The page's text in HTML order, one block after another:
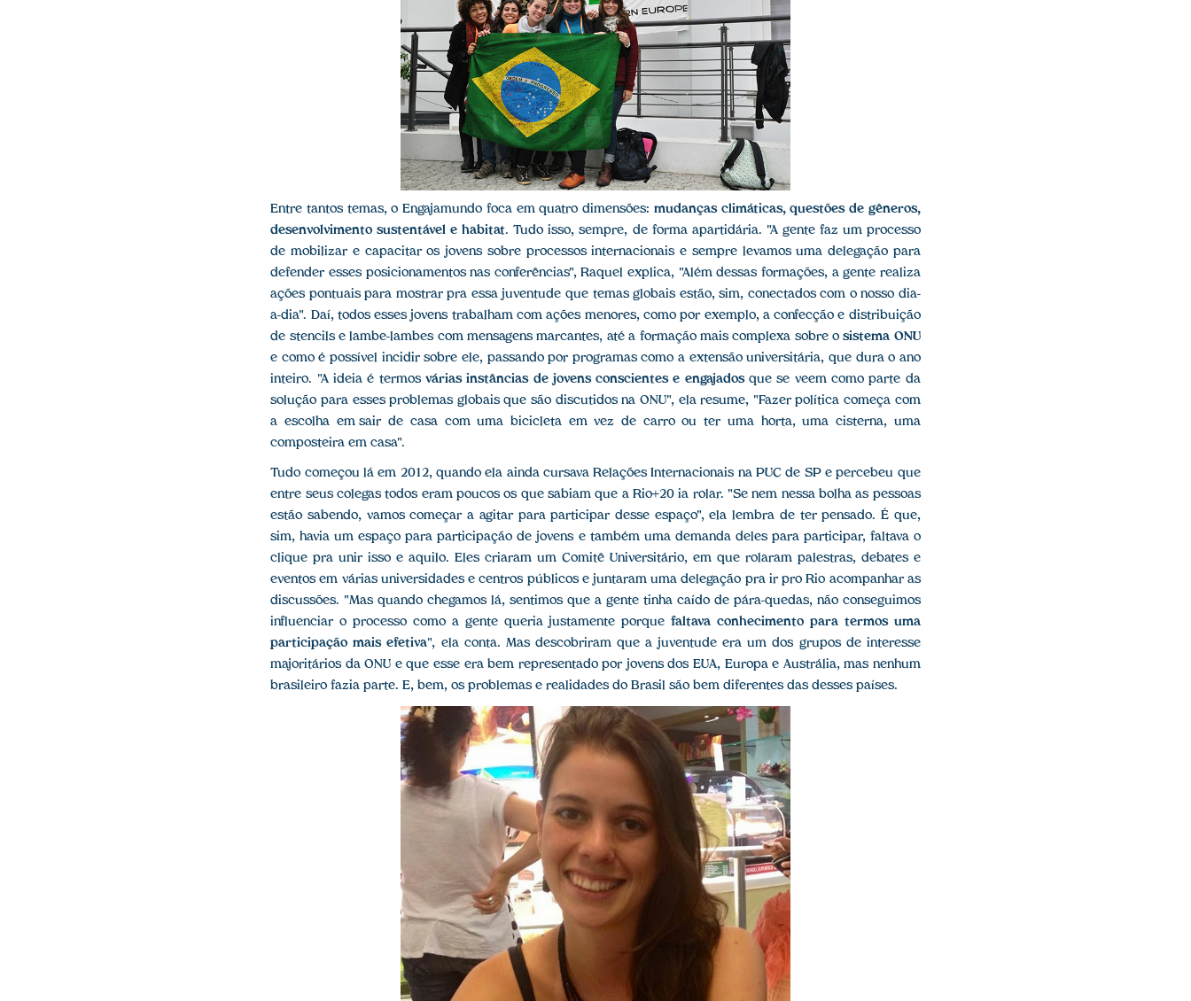
Entre tantos temas, o Engajamundo foca em quatro dimensões: mudanças climáticas, questões de gêneros,
desenvolvimento sustentável e habitat. Tudo isso, sempre, de forma apartidária. "A gente faz um processo
de mobilizar e capacitar os jovens sobre processos internacionais e sempre levamos uma delegação para
defender esses posicionamentos nas conferências", Raquel explica, "Além dessas formações, a gente realiza
ações pontuais para mostrar pra essa juventude que temas globais estão, sim, conectados com o nosso dia-
a-dia". Daí, todos esses jovens trabalham com ações menores, como por exemplo, a confecção e distribuição
de stencils e lambe-lambes com mensagens marcantes, até a formação mais complexa sobre osistema ONU
e como é possível incidir sobre ele, passando por programas como a extensão universitária, que dura o ano
inteiro. "A ideia é termos várias instâncias de jovens conscientes e engajadosque se veem como parte da
solução para esses problemas globais que são discutidos na ONU", ela resume, "Fazer política começa com
a escolha em sair de casa com uma bicicleta em vez de carro ou ter uma horta, uma cisterna, uma
composteira em casa".
Tudo começou lá em 2012, quando ela ainda cursava Relações Internacionais na PUC de SP e percebeu que
entre seus colegas todos eram poucos os que sabiam que a Rio+20 ia rolar. "Se nem nessa bolha as pessoas
estão sabendo, vamos começar a agitar para participar desse espaço", ela lembra de ter pensado. É que,
sim, havia um espaço para participação de jovens e também uma demanda deles para participar, faltava o
clique pra unir isso e aquilo. Eles criaram um Comitê Universitário, em que rolaram palestras, debates e
eventos em várias universidades e centros públicos e juntaram uma delegação pra ir pro Rio acompanhar as
discussões. "Mas quando chegamos lá, sentimos que a gente tinha caído de pára-quedas, não conseguimos
influenciar o processo como a gente queria justamente porque faltava conhecimento para termos uma
participação mais efetiva", ela conta. Mas descobriram que a juventude era um dos grupos de interesse
majoritários da ONU e que esse era bem representado por jovens dos EUA, Europa e Austrália, mas nenhum
brasileiro fazia parte. E, bem, os problemas e realidades do Brasil são bem diferentes das desses países.